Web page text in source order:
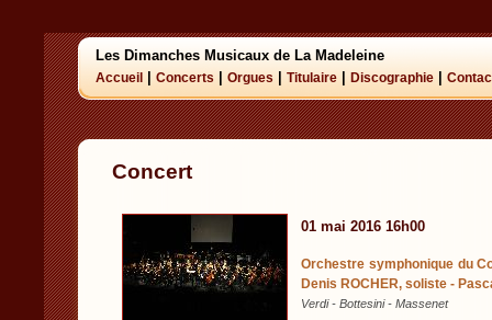
Les Dimanches Musicaux de La Madeleine
Accueil Concerts Orgues Titulaire Discographie
Concert
01 mai 2016 16h00
Orchestre symphonique du
Denis ROCHER, soliste -
Verdi - Bottesini - Massenet